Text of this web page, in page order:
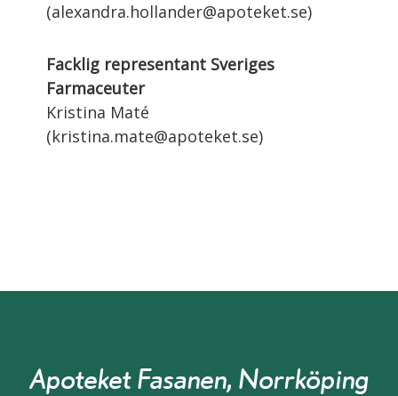
(alexandra.hollander@apoteket.se)
Facklig representant Sveriges
Farmaceuter
Kristina Maté
(kristina.mate@apoteket.se)
Apoteket Fasanen, Norrköping